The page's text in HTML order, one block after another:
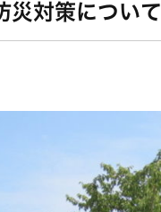
災対策について